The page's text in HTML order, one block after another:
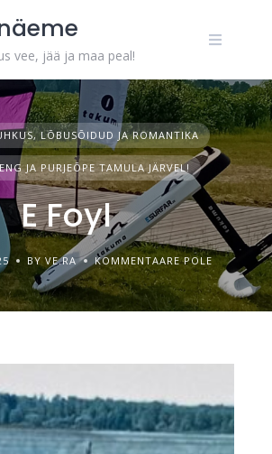
vee, jää ja maa peal!
LÕBUSÕIDUD JA ROMANTIKA
JA PURJEÕPE TAMULA JÄRVEL!
E Foyl
BY VE.RA KOMMENTAARE POLE